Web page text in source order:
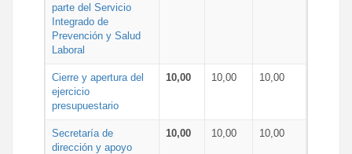
parte del Servicio
Integrado de
Prevención y Salud
Laboral
Cierre y apertura del
ejercicio
presupuestario
10,00 10,00 10,00
Secretaría de
dirección y apoyo
10,00 10,00 10,00